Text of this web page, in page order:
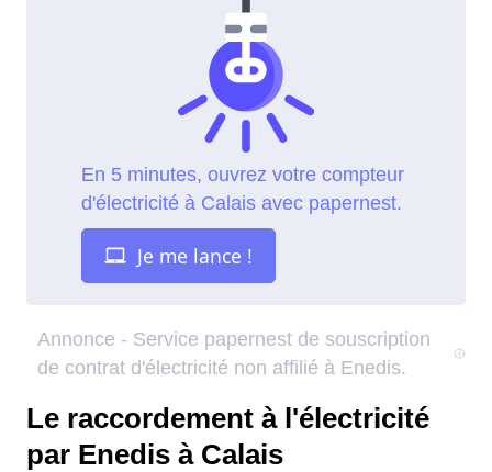
Le raccordement à l'électricité
par Enedis à Calais